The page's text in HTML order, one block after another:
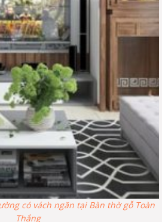
có vách ngăn tại Bàn thờ gỗ Toàn
Thắng